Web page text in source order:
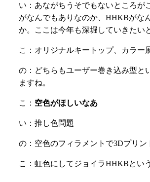
い：あながちうそでもないところが
がなんでもありなのか、HHKBがな
か。ここは今年も深堀していきたい
こ：オリジナルキートップ、カラー
の：どちらもユーザー巻き込み型と
ますね。
こ： 空色がほしいなあ
い：推し色問題
の：空色のフィラメントで3Dプリン
こ：虹色にしてジョイラHHKBとい